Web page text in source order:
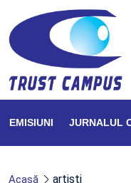
EMISIUNI JURNALUL
Acasă artiști